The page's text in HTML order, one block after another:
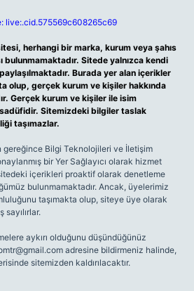
live:.cid.575569c608265c69
herhangi bir marka, kurum veya şahıs
bulunmamaktadır. Sitede yalnızca kendi
paylaşılmaktadır. Burada yer alan içerikler
olup, gerçek kurum ve kişiler hakkında
Gerçek kurum ve kişiler ile isim
Sitemizdeki bilgiler taslak
taşımazlar.
gereğince Bilgi Teknolojileri ve İletişim
bir Yer Sağlayıcı olarak hizmet
içerikleri proaktif olarak denetleme
bulunmamaktadır. Ancak, üyelerimiz
taşımakta olup, siteye üye olarak
aykırı olduğunu düşündüğünüz
adresine bildirmeniz halinde,
sitemizden kaldırılacaktır.